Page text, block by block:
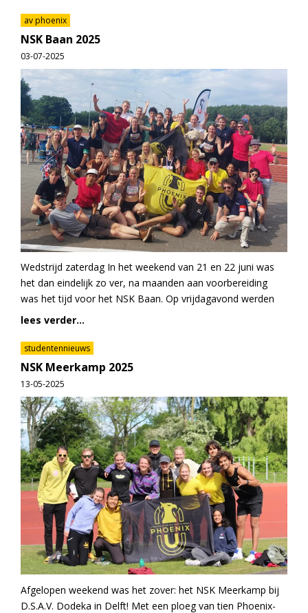
av phoenix
NSK Baan 2025
03-07-2025
Wedstrijd zaterdag In het weekend van 21 en 22 juni was
het dan eindelijk zo ver, na maanden aan voorbereiding
was het tijd voor het NSK Baan. Op vrijdagavond werden
lees verder...
studentennieuws
NSK Meerkamp 2025
13-05-2025
Afgelopen weekend was het zover: het NSK Meerkamp bij
D.S.A.V. Dodeka in Delft! Met een ploeg van tien Phoenix-